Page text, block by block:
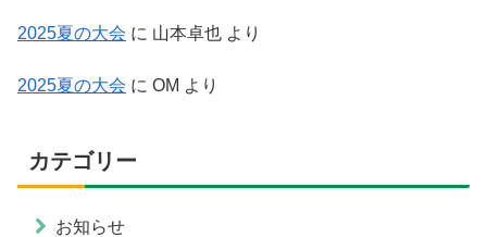
2025夏の大会 に 山本卓也 より
2025夏の大会 に OM より
カテゴリー
お知らせ